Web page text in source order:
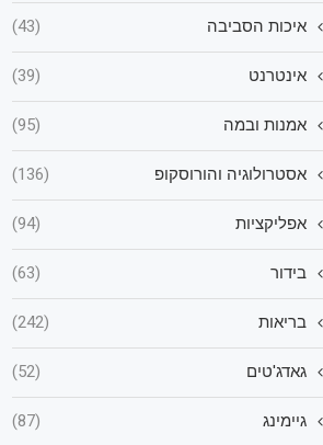
איכות הסביבה (43)
אינטרנט (39)
אמנות ובמה (95)
אסטרולוגיה והורוסקופ (136)
אפליקציות (94)
בידור (63)
בריאות (242)
גאדג'טים (52)
גיימינג (87)